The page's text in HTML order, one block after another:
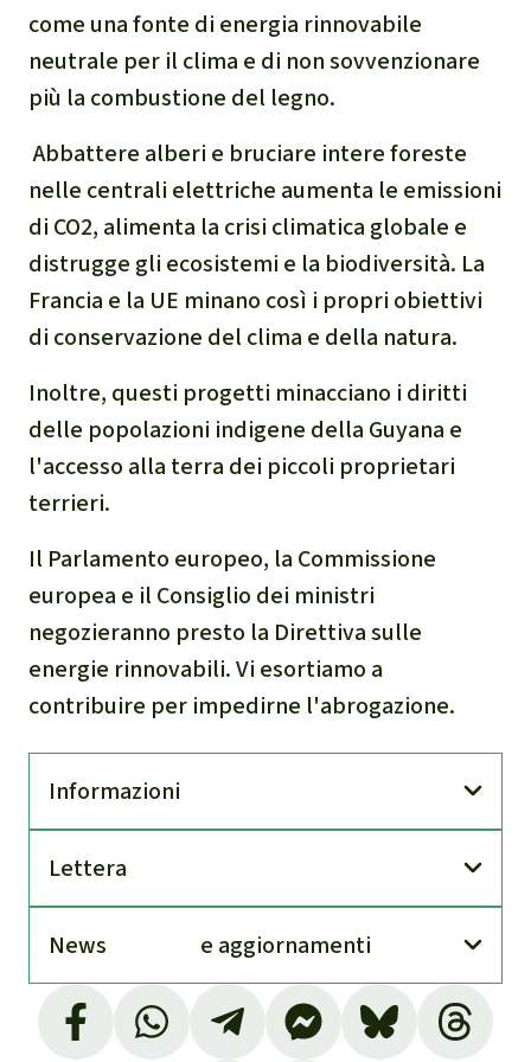
come una fonte di energia rinnovabile
neutrale per il clima e di non sovvenzionare
più la combustione del legno.
Abbattere alberi e bruciare intere foreste
nelle centrali elettriche aumenta le emissioni
di CO2, alimenta la crisi climatica globale e
distrugge gli ecosistemi e la biodiversità. La
Francia e la UE minano così i propri obiettivi
di conservazione del clima e della natura.
Inoltre, questi progetti minacciano i diritti
delle popolazioni indigene della Guyana e
l'accesso alla terra dei piccoli proprietari
terrieri.
Il Parlamento europeo, la Commissione
europea e il Consiglio dei ministri
negozieranno presto la Direttiva sulle
energie rinnovabili. Vi esortiamo a
contribuire per impedirne l'abrogazione.
Infor­mazioni
Lettera
News e aggior­namenti
Maïouri Nature Guyane 2023. Energie
biomasse: La France veut raser la forêt